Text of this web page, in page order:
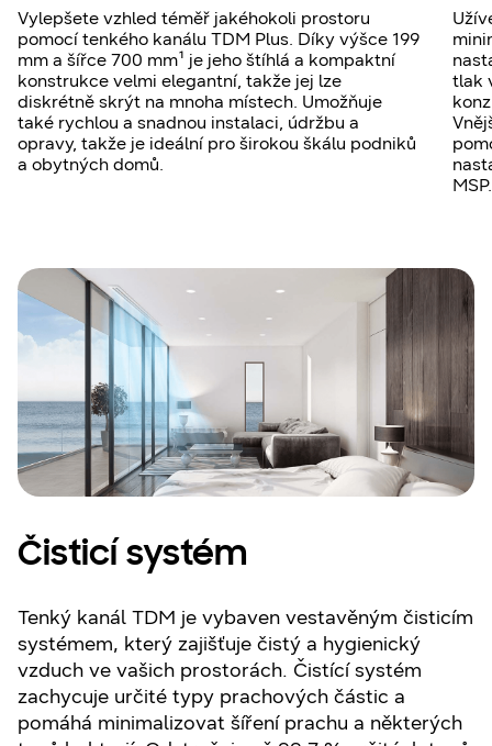
Vylepšete vzhled téměř jakéhokoli prostoru
pomocí tenkého kanálu TDM Plus. Díky výšce 199
mm a šířce 700 mm¹ je jeho štíhlá a kompaktní
konstrukce velmi elegantní, takže jej lze
diskrétně skrýt na mnoha místech. Umožňuje
také rychlou a snadnou instalaci, údržbu a
opravy, takže je ideální pro širokou škálu podniků
a obytných domů.
tlak
MSP.
Čisticí systém
Tenký kanál TDM je vybaven vestavěným čisticím
systémem, který zajišťuje čistý a hygienický
vzduch ve vašich prostorách. Čistící systém
zachycuje určité typy prachových částic a
pomáhá minimalizovat šíření prachu a některých